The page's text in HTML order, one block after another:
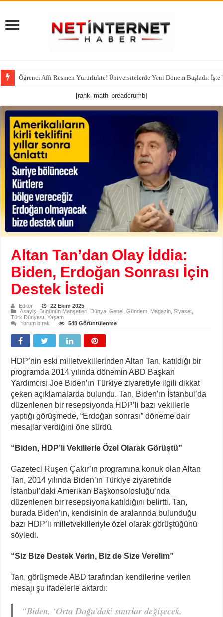
Öğrenci Affı Resmen Yürürlükte! Üniversitelerde Yeni Dönem Başladı: İşte
[rank_math_breadcrumb]
Altan Tan’dan Olay İddia:
Biden, Erdoğan Sonrası İçin
Destek İstedi
Editör
22 Ekim 2025
Asayiş
Bugünün Manşetleri Dünya ,Genel ,Gündem Magazin ,Siyaset
Türk Dünyası ,Yaşam
Yorum bırak
548 Görüntülenme
HDP’nin eski milletvekillerinden Altan Tan, katıldığı bir
programda 2014 yılında dönemin ABD Başkan
Yardımcısı Joe Biden’ın Türkiye ziyaretiyle ilgili dikkat
çeken açıklamalarda bulundu. Tan, Biden’ın İstanbul’da
düzenlenen bir resepsiyonda HDP’li bazı vekillerle
yaptığı görüşmede, “Erdoğan sonrası” döneme dair
mesajlar verdiğini öne sürdü.
“Biden, HDP’li Vekillerle Özel Olarak Görüştü”
Gazeteci Ruşen Çakır’ın programına konuk olan Altan
Tan, 2014 yılında Biden’ın Türkiye ziyaretinde
İstanbul’daki Amerikan Başkonsolosluğu’nda
düzenlenen bir resepsiyona katıldığını belirtti. Tan,
burada Biden’ın, kendisinin de aralarında bulunduğu
bazı HDP’li milletvekilleriyle özel olarak görüştüğünü
söyledi.
“Siz Bize Destek Verin, Biz de Size Verelim”
Tan, görüşmede ABD tarafından kendilerine verilen
mesajı şu ifadelerle aktardı:
“Biden, ‘Orta Doğu’daki sınırlar değişecek,